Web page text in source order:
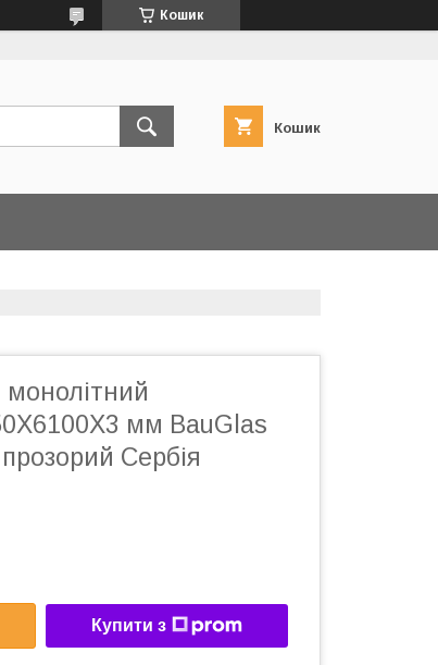
Кошик
Кошик
мм BauGlas
Сербія
Купити з